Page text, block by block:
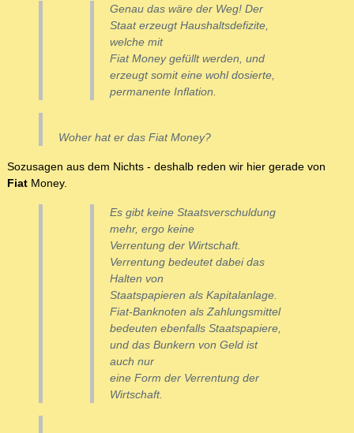
Genau das wäre der Weg! Der
Staat erzeugt Haushaltsdefizite,
welche mit
Fiat Money gefüllt werden, und
erzeugt somit eine wohl dosierte,
permanente Inflation.
Woher hat er das Fiat Money?
Sozusagen aus dem Nichts - deshalb reden wir hier gerade von
Fiat Money.
Es gibt keine Staatsverschuldung
mehr, ergo keine
Verrentung der Wirtschaft.
Verrentung bedeutet dabei das
Halten von
Staatspapieren als Kapitalanlage.
Fiat-Banknoten als Zahlungsmittel
bedeuten ebenfalls Staatspapiere,
und das Bunkern von Geld ist
auch nur
eine Form der Verrentung der
Wirtschaft.